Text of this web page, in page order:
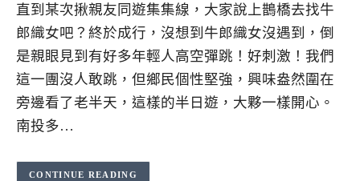
直到某次揪親友同遊集集線，大家說上鵲橋去找牛
郎織女吧？終於成行，沒想到牛郎織女沒遇到，倒
是親眼見到有好多年輕人高空彈跳！好刺激！我們
這一團沒人敢跳，但鄉民個性堅強，興味盎然圍在
旁邊看了老半天，這樣的半日遊，大夥一樣開心。
南投多…
CONTINUE READING